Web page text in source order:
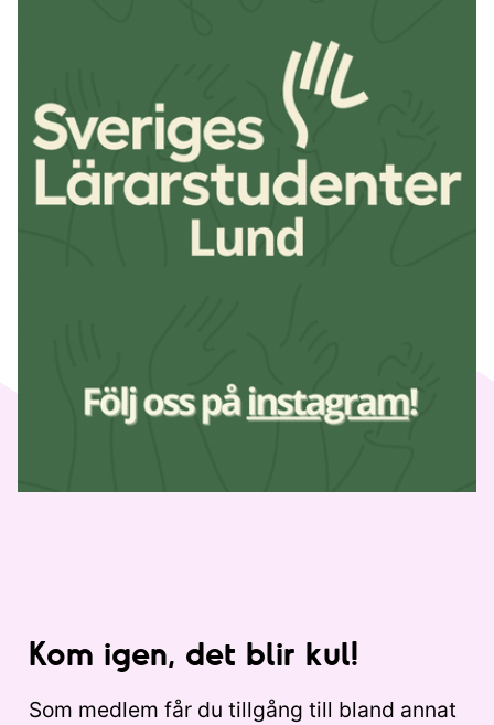
Kom igen, det blir kul!
Som medlem får du tillgång till bland annat